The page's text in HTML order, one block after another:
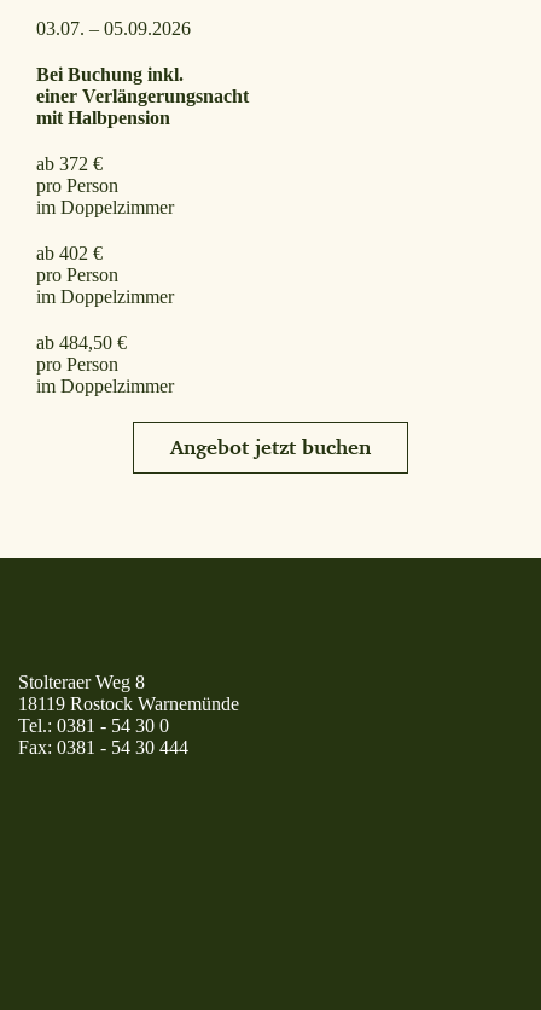
03.07. – 05.09.2026
Bei Buchung inkl.
einer Verlängerungsnacht
mit Halbpension
ab 372 €
pro Person
im Doppelzimmer
ab 402 €
pro Person
im Doppelzimmer
ab 484,50 €
pro Person
im Doppelzimmer
Angebot jetzt buchen
Stolteraer Weg 8
18119 Rostock Warnemünde
Tel.: 0381 - 54 30 0
Fax: 0381 - 54 30 444